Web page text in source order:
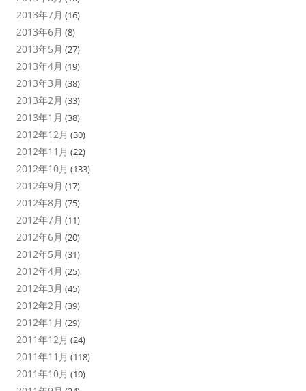
2013年7月 (16)
2013年6月 (8)
2013年5月 (27)
2013年4月 (19)
2013年3月 (38)
2013年2月 (33)
2013年1月 (38)
2012年12月 (30)
2012年11月 (22)
2012年10月 (133)
2012年9月 (17)
2012年8月 (75)
2012年7月 (11)
2012年6月 (20)
2012年5月 (31)
2012年4月 (25)
2012年3月 (45)
2012年2月 (39)
2012年1月 (29)
2011年12月 (24)
2011年11月 (118)
2011年10月 (10)